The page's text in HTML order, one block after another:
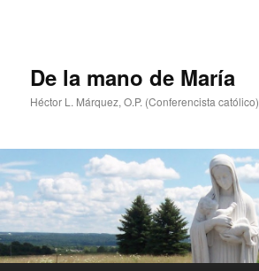
De la mano de María
Héctor L. Márquez, O.P. (Conferencista católico)